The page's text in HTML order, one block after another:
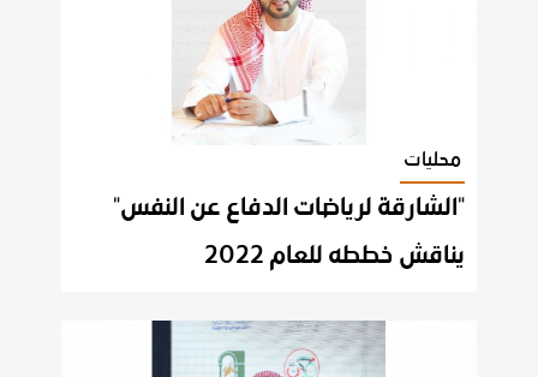
محليات
"الشارقة لرياضات الدفاع عن النفس"
يناقش خططه للعام 2022